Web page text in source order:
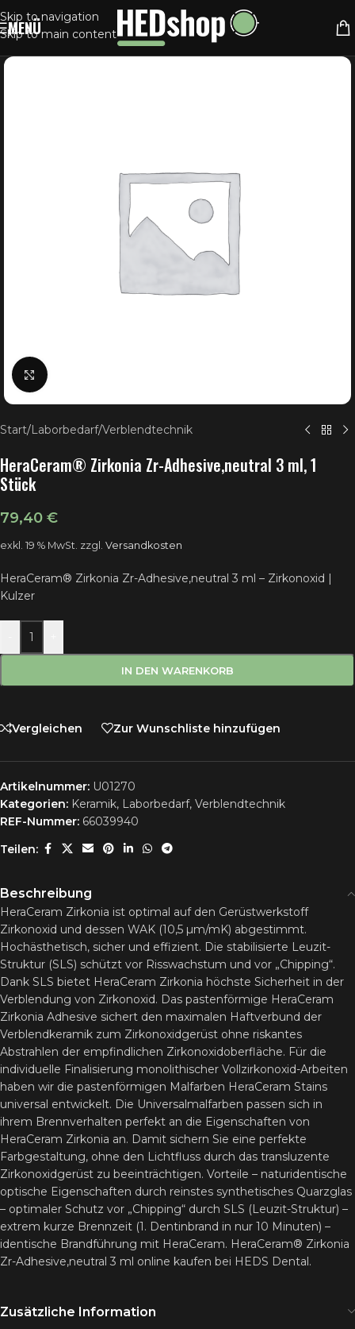
Skip to navigation
Skip to main content
MENÜ
Klick zum Vergrößern
Start/Laborbedarf/Verblendtechnik
HeraCeram® Zirkonia Zr-Adhesive,neutral 3 ml, 1
Stück
79,40 €
exkl. 19 % MwSt. zzgl. Versandkosten
HeraCeram® Zirkonia Zr-Adhesive,neutral 3 ml – Zirkonoxid |
Kulzer
IN DEN WARENKORB
Vergleichen Zur Wunschliste hinzufügen
Artikelnummer: U01270
Kategorien: Keramik, Laborbedarf, Verblendtechnik
REF-Nummer: 66039940
Teilen:
Beschreibung
HeraCeram Zirkonia ist optimal auf den Gerüstwerkstoff
Zirkonoxid und dessen WAK (10,5 µm/mK) abgestimmt.
Hochästhetisch, sicher und effizient. Die stabilisierte Leuzit-
Struktur (SLS) schützt vor Risswachstum und vor „Chipping“.
Dank SLS bietet HeraCeram Zirkonia höchste Sicherheit in der
Verblendung von Zirkonoxid. Das pastenförmige HeraCeram
Zirkonia Adhesive sichert den maximalen Haftverbund der
Verblendkeramik zum Zirkonoxidgerüst ohne riskantes
Abstrahlen der empfindlichen Zirkonoxidoberfläche. Für die
individuelle Finalisierung monolithischer Vollzirkonoxid-Arbeiten
haben wir die pastenförmigen Malfarben HeraCeram Stains
universal entwickelt. Die Universalmalfarben passen sich in
ihrem Brennverhalten perfekt an die Eigenschaften von
HeraCeram Zirkonia an. Damit sichern Sie eine perfekte
Farbgestaltung, ohne den Lichtfluss durch das transluzente
Zirkonoxidgerüst zu beeinträchtigen. Vorteile – naturidentische
optische Eigenschaften durch reinstes synthetisches Quarzglas
– optimaler Schutz vor „Chipping“ durch SLS (Leuzit-Struktur) –
extrem kurze Brennzeit (1. Dentinbrand in nur 10 Minuten) –
identische Brandführung mit HeraCeram. HeraCeram® Zirkonia
Zr-Adhesive,neutral 3 ml online kaufen bei HEDS Dental.
Zusätzliche Information